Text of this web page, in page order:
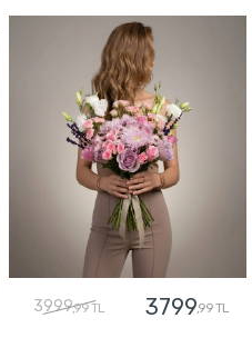
3999,99 TL 3799,99 TL